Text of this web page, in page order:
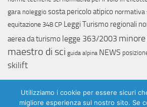
gara noleggio sosta pericolo atipico normativa
equitazione 348 CP Leggi Turismo regionali
aerea da turismo legge 363/2003 minore
maestro di sci guida alpina NEWS
skilift
Utilizziamo i cookie per essere sicuri
migliore esperienza sul nostro sito. Se